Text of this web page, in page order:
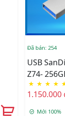
Đã bán: 254
USB
Z74-
(SDCZ74-
★ ★ ★ ★
1.150.000
Mới 100%